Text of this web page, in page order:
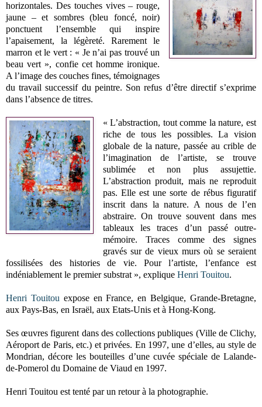
horizontales. Des touches vives – rouge,
jaune – et sombres (bleu foncé, noir)
ponctuent l’ensemble qui inspire
l’apaisement, la légèreté. Rarement le
marron et le vert : « Je n’ai pas trouvé un
beau vert », confie cet homme ironique.
A l’image des couches fines, témoignages
du travail successif du peintre. Son refus d’être directif s’exprime
dans l’absence de titres.
« L’abstraction, tout comme la nature, est
riche de tous les possibles. La vision
globale de la nature, passée au crible de
l’imagination de l’artiste, se trouve
sublimée et non plus assujettie.
L’abstraction produit, mais ne reproduit
pas. Elle est une sorte de rébus figuratif
inscrit dans la nature. A nous de l’en
abstraire. On trouve souvent dans mes
tableaux les traces d’un passé outre-
mémoire. Traces comme des signes
gravés sur de vieux murs où se seraient
fossilisées des histories de vie. Pour l’artiste, l’enfance est
indéniablement le premier substrat », explique Henri Touitou.
Henri Touitouexpose en France, en Belgique, Grande-Bretagne,
aux Pays-Bas, en Israël, aux Etats-Unis et à Hong-Kong.
Ses œuvres figurent dans des collections publiques (Ville de Clichy,
Aéroport de Paris, etc.) et privées. En 1997, une d’elles, au style de
Mondrian, décore les bouteilles d’une cuvée spéciale de Lalande-
de-Pomerol du Domaine de Viaud en 1997.
Henri Touitou est tenté par un retour à la photographie.